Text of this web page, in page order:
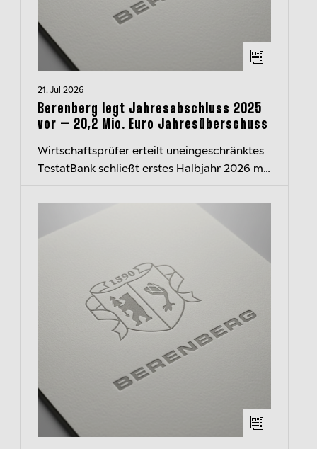
21. Jul 2026
Berenberg legt Jahresabschluss 2025
vor – 20,2 Mio. Euro Jahresüberschuss
Wirtschaftsprüfer erteilt uneingeschränktes
TestatBank schließt erstes Halbjahr 2026 mit